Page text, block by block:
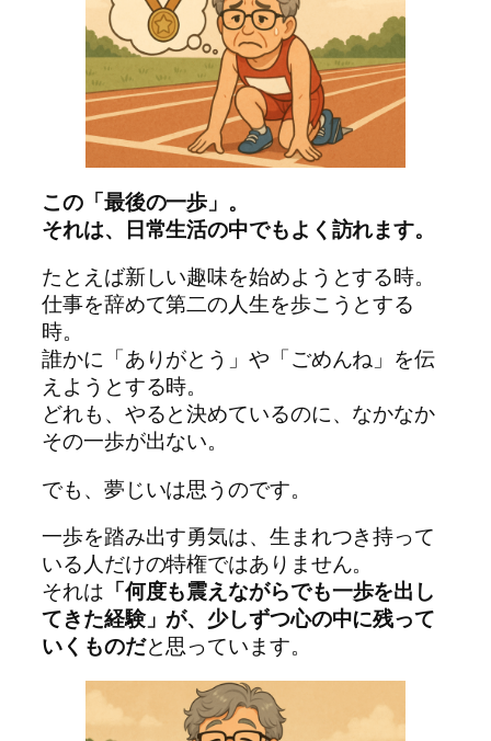
この「最後の一歩」。
それは、日常生活の中でもよく訪れます。
たとえば新しい趣味を始めようとする時。
仕事を辞めて第二の人生を歩こうとする
時。
誰かに「ありがとう」や「ごめんね」を伝
えようとする時。
どれも、やると決めているのに、なかなか
その一歩が出ない。
でも、夢じいは思うのです。
一歩を踏み出す勇気は、生まれつき持って
いる人だけの特権ではありません。
それは 「何度も震えながらでも一歩を出し
てきた経験」が、少しずつ心の中に残って
いくものだと思っています。